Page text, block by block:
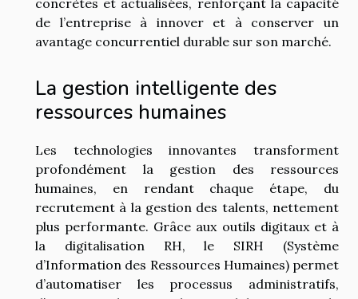
concrètes et actualisées, renforçant la capacité
de l’entreprise à innover et à conserver un
avantage concurrentiel durable sur son marché.
La gestion intelligente des
ressources humaines
Les technologies innovantes transforment
profondément la gestion des ressources
humaines, en rendant chaque étape, du
recrutement à la gestion des talents, nettement
plus performante. Grâce aux outils digitaux et à
la digitalisation RH, le SIRH (Système
d’Information des Ressources Humaines) permet
d’automatiser les processus administratifs,